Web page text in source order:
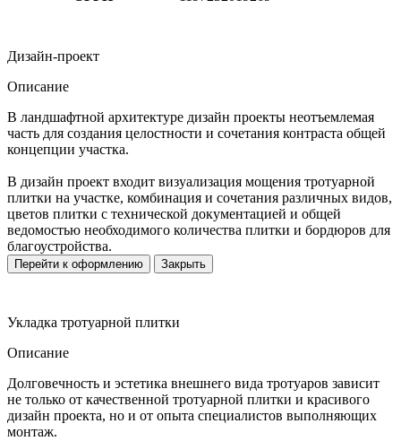
Дизайн-проект
Описание
В ландшафтной архитектуре дизайн проекты неотъемлемая
часть для создания целостности и сочетания контраста общей
концепции участка.
В дизайн проект входит визуализация мощения тротуарной
плитки на участке, комбинация и сочетания различных видов,
цветов плитки с технической документацией и общей
ведомостью необходимого количества плитки и бордюров для
благоустройства.
Перейти к оформлению Закрыть
Укладка тротуарной плитки
Описание
Долговечность и эстетика внешнего вида тротуаров зависит
не только от качественной тротуарной плитки и красивого
дизайн проекта, но и от опыта специалистов выполняющих
монтаж.